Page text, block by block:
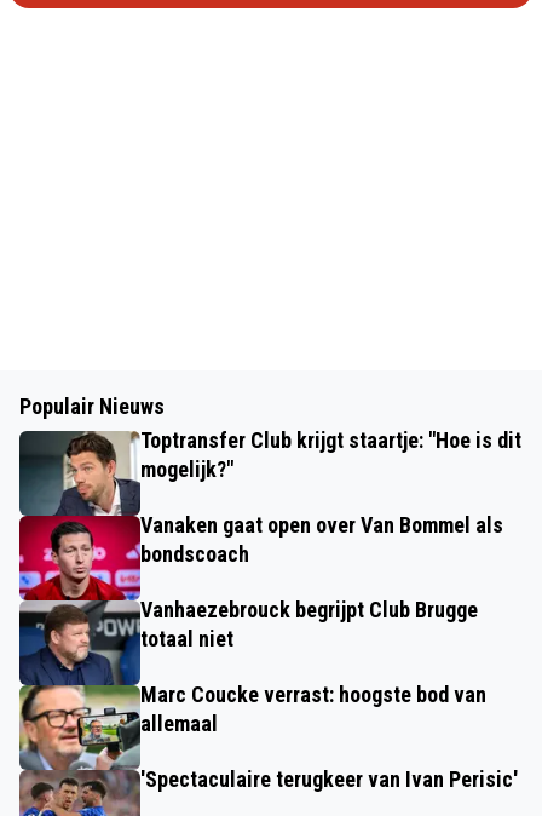
Populair Nieuws
Toptransfer Club krijgt staartje: "Hoe is dit
mogelijk?"
Vanaken gaat open over Van Bommel als
bondscoach
Vanhaezebrouck begrijpt Club Brugge
totaal niet
Marc Coucke verrast: hoogste bod van
allemaal
'Spectaculaire terugkeer van Ivan Perisic'